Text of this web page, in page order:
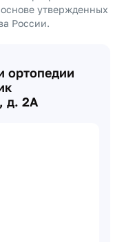
утвержденных
России.
ортопедии
д. 2А